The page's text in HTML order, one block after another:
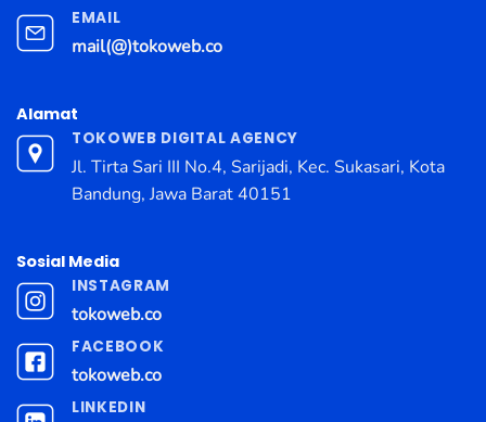
EMAIL
mail(@)tokoweb.co
Alamat
TOKOWEB DIGITAL AGENCY
Jl. Tirta Sari III No.4, Sarijadi, Kec. Sukasari, Kota
Bandung, Jawa Barat 40151
Sosial Media
INSTAGRAM
tokoweb.co
FACEBOOK
tokoweb.co
LINKEDIN